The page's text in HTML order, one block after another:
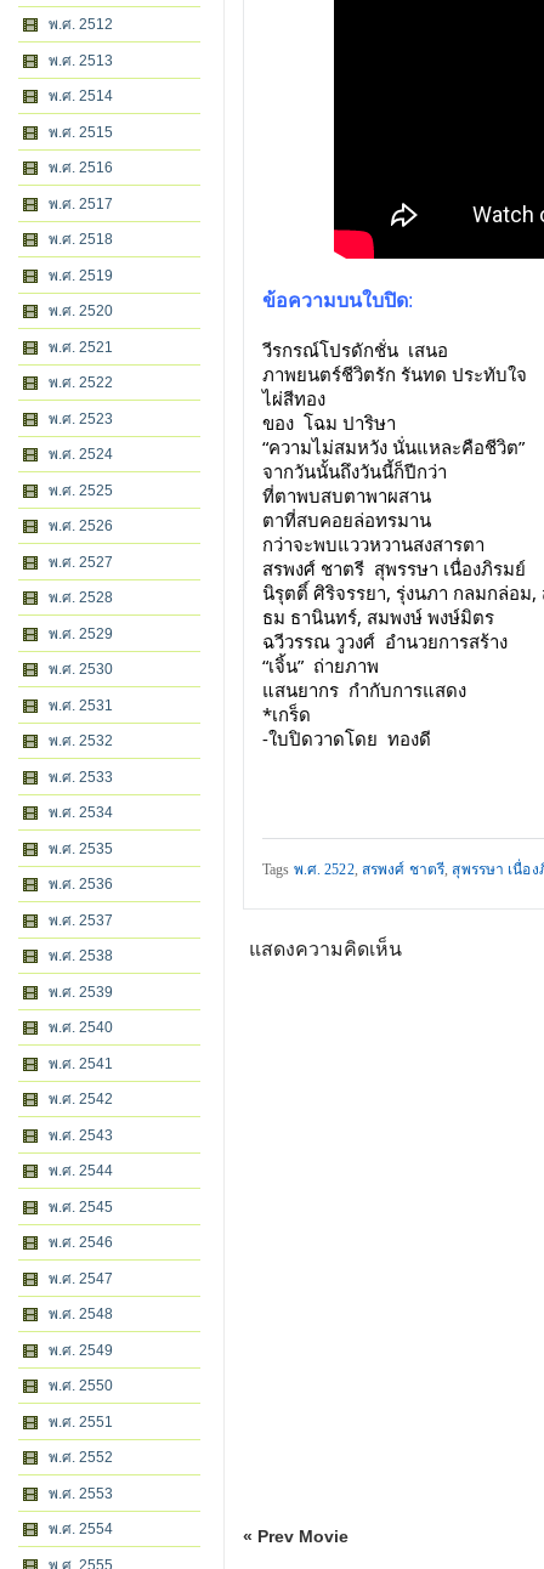
พ.ศ. 2512
พ.ศ. 2513
พ.ศ. 2514
พ.ศ. 2515
พ.ศ. 2516
พ.ศ. 2517
พ.ศ. 2518
พ.ศ. 2519
พ.ศ. 2520
พ.ศ. 2521
พ.ศ. 2522
พ.ศ. 2523
พ.ศ. 2524
พ.ศ. 2525
พ.ศ. 2526
พ.ศ. 2527
พ.ศ. 2528
พ.ศ. 2529
พ.ศ. 2530
พ.ศ. 2531
พ.ศ. 2532
พ.ศ. 2533
พ.ศ. 2534
พ.ศ. 2535
พ.ศ. 2536
พ.ศ. 2537
พ.ศ. 2538
พ.ศ. 2539
พ.ศ. 2540
พ.ศ. 2541
พ.ศ. 2542
พ.ศ. 2543
พ.ศ. 2544
พ.ศ. 2545
พ.ศ. 2546
พ.ศ. 2547
พ.ศ. 2548
พ.ศ. 2549
พ.ศ. 2550
พ.ศ. 2551
พ.ศ. 2552
พ.ศ. 2553
พ.ศ. 2554
พ.ศ. 2555
ข้อความบนใบปิด:
วีรกรณ์โปรดักชั่น  เสนอ
ภาพยนตร์ชีวิตรัก รันทด ประทับใจ
ไผ่สีทอง
ของ โฉม ปาริษา
“ความไม่สมหวัง นั่นแหละคือชีวิต”
จากวันนั้นถึงวันนี้ก็ปีกว่า
ที่ตาพบสบตาพาผสาน
ตาที่สบคอยล่อทรมาน
กว่าจะพบแววหวานสงสารตา
สรพงศ์ ชาตรี  สุพรรษา เนื่องภิรมย์
นิรุตติ์ ศิริจรรยา, รุ่งนภา กลมกล่อม,
ธม ธานินทร์, สมพงษ์ พงษ์มิตร
ฉวีวรรณ วูวงศ์  อำนวยการสร้าง
“เจิ้น”  ถ่ายภาพ
แสนยากร  กำกับการแสดง
*เกร็ด
-ใบปิดวาดโดย  ทองดี
Tags พ.ศ. 2522, สรพงศ์ ชาตรี,สุพรรษา เนื่อง
แสดงความคิดเห็น
« Prev Movie